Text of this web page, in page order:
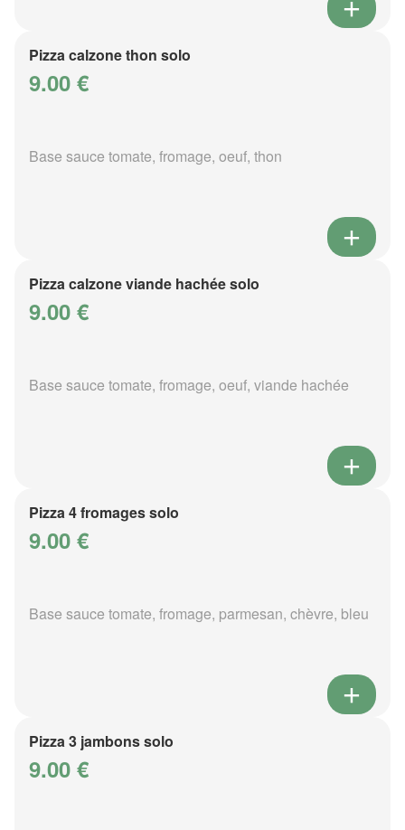
Pizza calzone thon solo
9.00 €
Base sauce tomate, fromage, oeuf, thon
Pizza calzone viande hachée solo
9.00 €
Base sauce tomate, fromage, oeuf, viande hachée
Pizza 4 fromages solo
9.00 €
Base sauce tomate, fromage, parmesan, chèvre, bleu
Pizza 3 jambons solo
9.00 €